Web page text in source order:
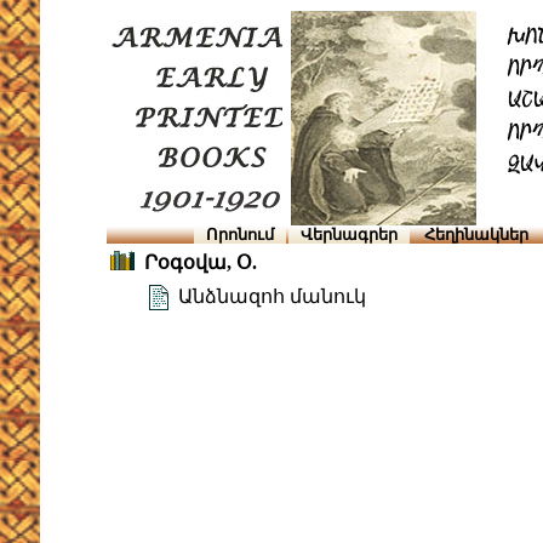
Որոնում Վերնագրեր Հեղինակներ
Րօգօվա, Օ.
Անձնազոհ մանուկ